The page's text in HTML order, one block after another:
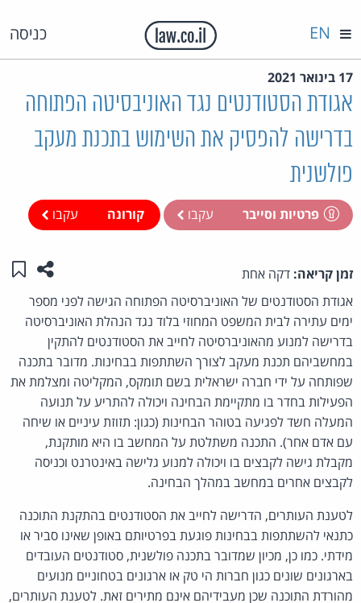
כניסה EN
17 בינואר 2021
אגודת הסטודנטים נגד האוניבסיטה הפתוחה
בדרישה להפסיק את השימוש בתכנת מעקב
פולשנית
פרטיות וסייבר עקבו קורונה עקבו
זמן קריאה: דקה אחת שתפו
אגודת הסטודנטים של האוניברסיטה הפתוחה הגישה לפני מספר
ימים עתירה לבית המשפט המחוזי בלוד נגד הנהלת האוניברסיטה
בדרישה למנוע מהאוניברסיטה לחייב את הסטודנטים להתקין
במחשביהם תכנת מעקב לצורך השתתפות בבחינות. מדובר בתכנה
שפותחה על ידי חברה ישראלית בשם תומקס, המקליטה ומצלמת את
הפעילות בחדר בו מתקיימת הבחינה ויכולה להתריע על תנועה
המעלה חשד לפגיעה בטוהר הבחינות (כגון: תזוזת עיניים או שיחה
עם אדם אחר). התכנה משתלטת על המחשב בו היא מותקנת,
מקבלת גישה לקבצים בו ויכולה למנוע גלישה באינטרנט וכניסה
לקבצים אחרים במחשב במהלך הבחינה.
לטענת העותרים, הדרישה לחייב את הסטודנטים בהתקנת התוכנה
כתנאי להשתתפות בבחינות פוגעת בפרטיותם באופן שאינו סביר או
מידתי. כמו כן, מכיון שמדובר בתכנה פולשנית, סטודנטים העובדים
בארגונים שונים כגון חברות הי טק או ארגונים בטחוניים מנועים
מהורדת התוכנה שכן מעבידיהם אינם מתירים זאת. לטענת העותרים,